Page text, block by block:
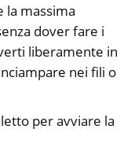
la massima
dover fare i
liberamente in
nei fili o
per avviare la